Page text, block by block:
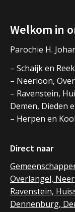
Welkom in
Parochie H.
– Schaijk en Reek
– Neerloon,
– Ravenstein,
Demen, Dieden
– Herpen en
Direct naar
Overlangel,
Ravenstein,
Dennenburg,